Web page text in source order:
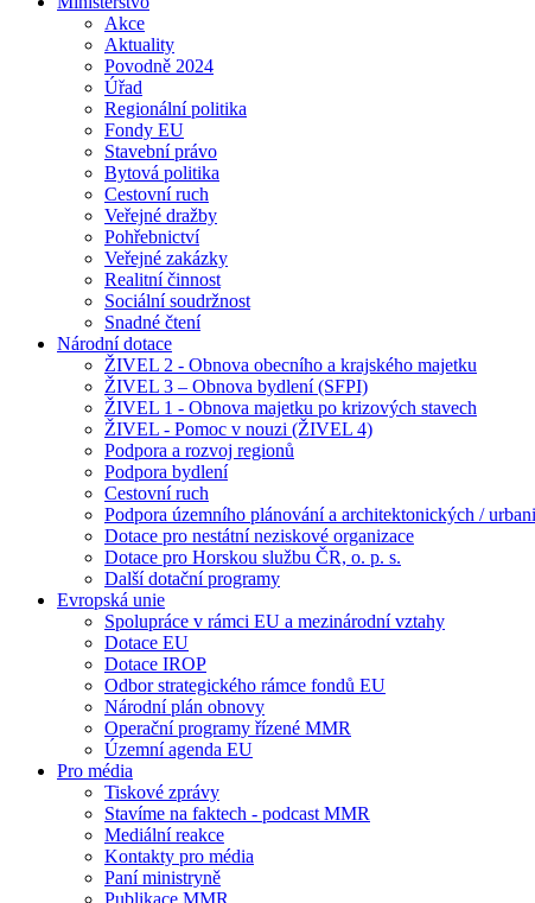
Akce
Aktuality
Povodně 2024
Úřad
Regionální politika
Fondy EU
Stavební právo
Bytová politika
Cestovní ruch
Veřejné dražby
Pohřebnictví
Veřejné zakázky
Realitní činnost
Sociální soudržnost
Snadné čtení
Národní dotace
ŽIVEL 2 - Obnova obecního a krajského majetku
ŽIVEL 3 – Obnova bydlení (SFPI)
ŽIVEL 1 - Obnova majetku po krizových stavech
ŽIVEL - Pomoc v nouzi (ŽIVEL 4)
Podpora a rozvoj regionů
Podpora bydlení
Cestovní ruch
Podpora územního plánování a architektonických /
Dotace pro nestátní neziskové organizace
Dotace pro Horskou službu ČR, o. p. s.
Další dotační programy
Evropská unie
Spolupráce v rámci EU a mezinárodní vztahy
Dotace EU
Dotace IROP
Odbor strategického rámce fondů EU
Národní plán obnovy
Operační programy řízené MMR
Územní agenda EU
Pro média
Tiskové zprávy
Stavíme na faktech - podcast MMR
Mediální reakce
Kontakty pro média
Paní ministryně
Publikace MMR